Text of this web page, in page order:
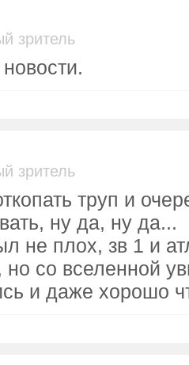
зритель
зритель
труп и
ну да, ну да...
не плох, зв 1 и
но со вселенной
и даже хорошо